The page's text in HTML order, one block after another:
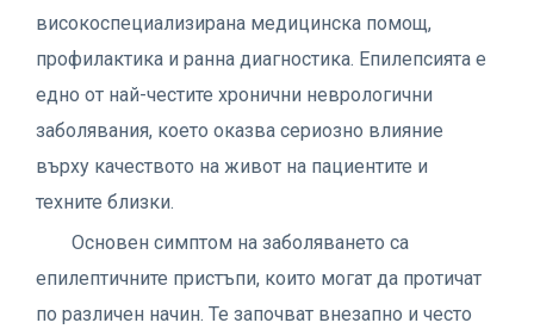
високоспециализирана медицинска помощ,
профилактика и ранна диагностика. Епилепсията е
едно от най-честите хронични неврологични
заболявания, което оказва сериозно влияние
върху качеството на живот на пациентите и
техните близки.
Основен симптом на заболяването са
епилептичните пристъпи, които могат да протичат
по различен начин. Те започват внезапно и често